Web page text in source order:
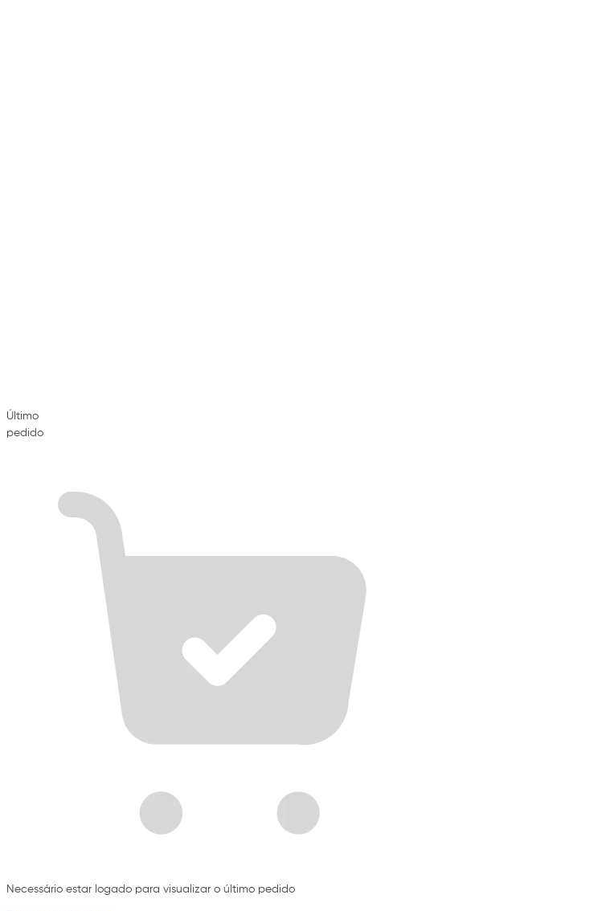
Último
pedido
Necessário estar logado para visualizar o último pedido